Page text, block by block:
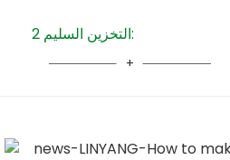
2 التخزين السليم: